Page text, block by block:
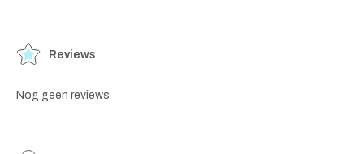
Reviews
Nog geen reviews